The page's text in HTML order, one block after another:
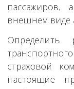
пассажиров,
внешнем виде
Определить
страховой
настоящие